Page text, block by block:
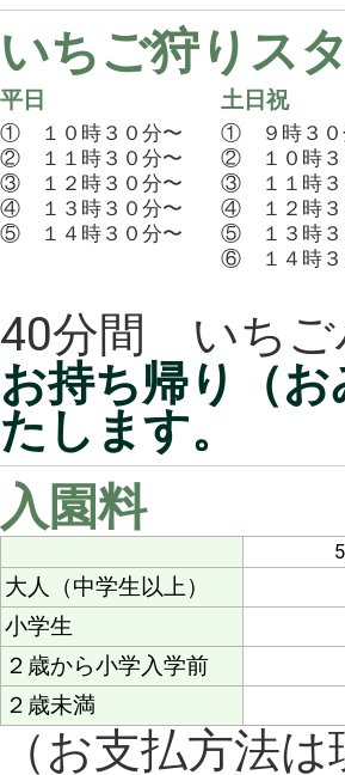
いちご狩りス
平日
① １０時３０分〜
② １１時３０分〜
③ １２時３０分〜
④ １３時３０分〜
⑤ １４時３０分〜
土日祝
① ９時３０
② １０時３
③ １１時３
④ １２時３
⑤ １３時３
⑥ １４時３
40分間 いちご
お持ち帰り（
たします。
入園料
大人（中学生以上）
小学生
２歳から小学入学前
２歳未満
（お支払方法